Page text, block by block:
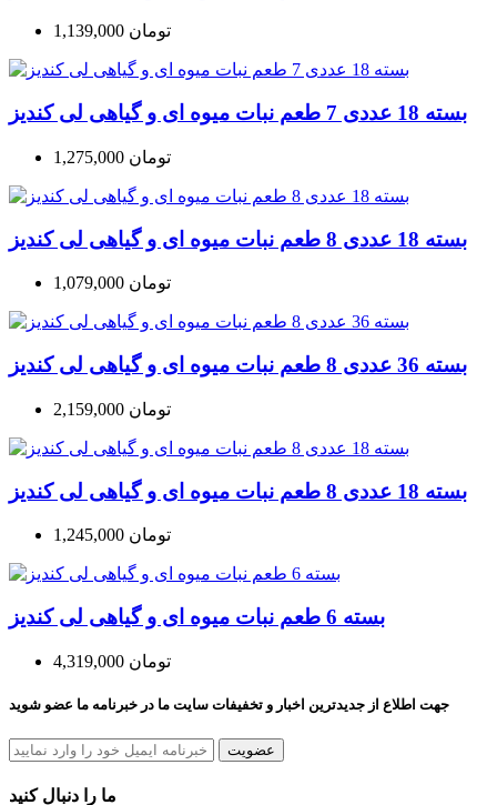
1,139,000 تومان
بسته 18 عددی 7 طعم نبات میوه ای و گیاهی لی کندیز
1,275,000 تومان
بسته 18 عددی 8 طعم نبات میوه ای و گیاهی لی کندیز
1,079,000 تومان
بسته 36 عددی 8 طعم نبات میوه ای و گیاهی لی کندیز
2,159,000 تومان
بسته 18 عددی 8 طعم نبات میوه ای و گیاهی لی کندیز
1,245,000 تومان
بسته 6 طعم نبات میوه ای و گیاهی لی کندیز
4,319,000 تومان
جهت اطلاع از جدیدترین اخبار و تخفیفات سایت ما در خبرنامه ما عضو شوید
عضویت
ما را دنبال کنید